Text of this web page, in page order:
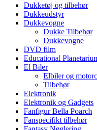
Dukketøj og tilbehør
Dukkeudstyr
Dukkevogne
Dukke Tilbehør
Dukkevogne
DVD film
Educational
El Biler
Elbiler og
Tilbehør
Elektronik
Elektronik og Gadgets
Fanfigur Bella Poarch
Fanspecifikt tilbehør